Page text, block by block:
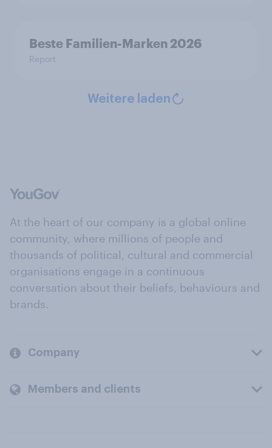
Beste Familien-Marken 2026
Report
Weitere laden
At the heart of our company is a global online
community, where millions of people and
thousands of political, cultural and commercial
organisations engage in a continuous
conversation about their beliefs, behaviours and
brands.
Company
Members and clients